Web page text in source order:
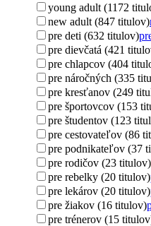
young adult (1172
new adult (847 titulov)
pre deti (632 titulov)
pre dievčatá (421
pre chlapcov (404
pre náročných (335
pre kresťanov (249
pre športovcov (153
pre študentov (123
pre cestovateľov (86
pre podnikateľov (37
pre rodičov (23 titulov)
pre rebelky (20 titulov)
pre lekárov (20 titulov)
pre žiakov (16 titulov)
pre trénerov (15